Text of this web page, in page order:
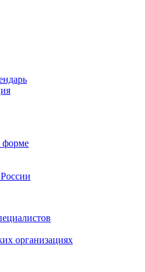
форме
организациях